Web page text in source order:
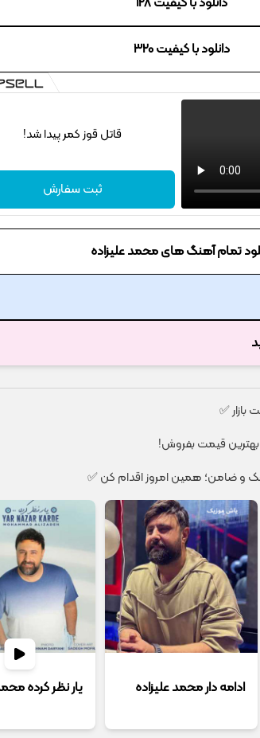
دانلود با کیفیت 320
قاتل قوز کمر پیدا شد!
ثبت سفارش
تمام آهنگ های محمد علیزاده
✅
بهترین قیمت بفروش!
ادامه دار محمد علیزاده یار نظر کرده